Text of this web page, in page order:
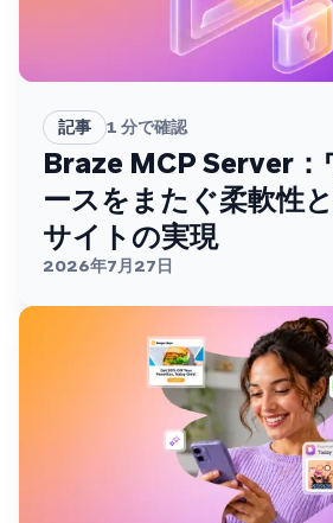
記事 1 分で確認
Braze MCP Server：
ースをまたぐ柔軟性
サイトの実現
2026年7月27日